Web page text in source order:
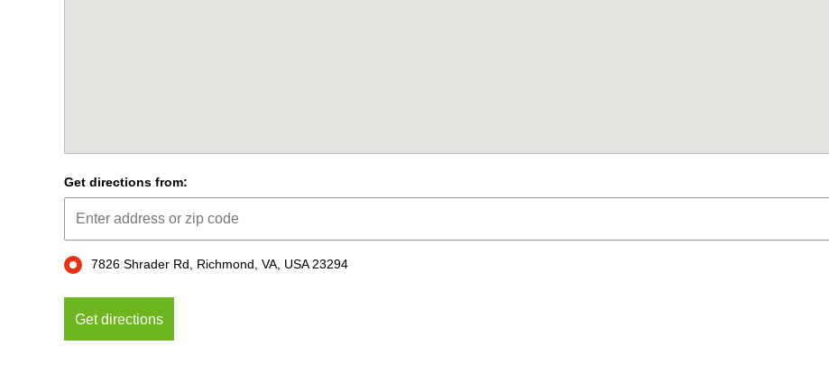
Get directions from:
7826 Shrader Rd, Richmond, VA, USA 23294